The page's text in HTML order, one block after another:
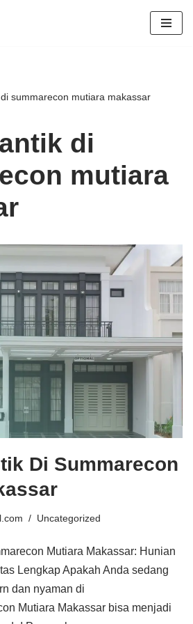
summarecon mutiara makassar
di
mutiara
Di Summarecon
Uncategorized
Mutiara Makassar: Hunian
Lengkap Apakah Anda sedang
dan nyaman di
Mutiara Makassar bisa menjadi